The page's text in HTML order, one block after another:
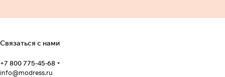
Связаться с нами
+7 800 775-45-68
info@modress.ru